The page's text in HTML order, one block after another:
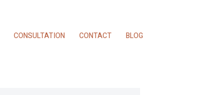
CONSULTATION CONTACT BLOG